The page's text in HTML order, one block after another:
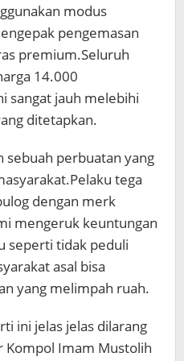
modus
pengemasan
premium.Seluruh
14.000
sangat jauh melebihi
ditetapkan.
sebuah perbuatan yang
tega
dengan merk
mengeruk keuntungan
seperti tidak peduli
asal bisa
yang melimpah ruah.
ini jelas jelas dilarang
Kompol Imam Mustolih